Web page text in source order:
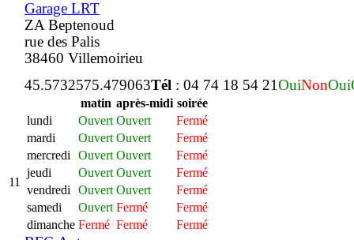
Garage LRT
ZA Beptenoud
rue des Palis
38460 Villemoirieu
11
45.5732575.479063Tél : 04 74 18 54 21OuiNonOui
matin après-midi soirée
lundi
Ouvert Ouvert
Fermé
mardi
Ouvert Ouvert
Fermé
mercredi
Ouvert Ouvert
Fermé
jeudi
Ouvert Ouvert
Fermé
vendredi
Ouvert Ouvert
Fermé
samedi
Ouvert Fermé
Fermé
dimanche Fermé Fermé Fermé